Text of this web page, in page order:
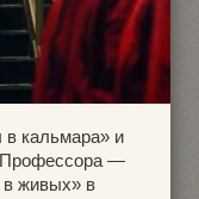
кальмара» и
Профессора —
в живых» в